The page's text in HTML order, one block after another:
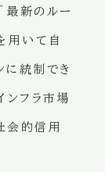
新のルー
用いて自
に統制でき
ンフラ市場
会的信用